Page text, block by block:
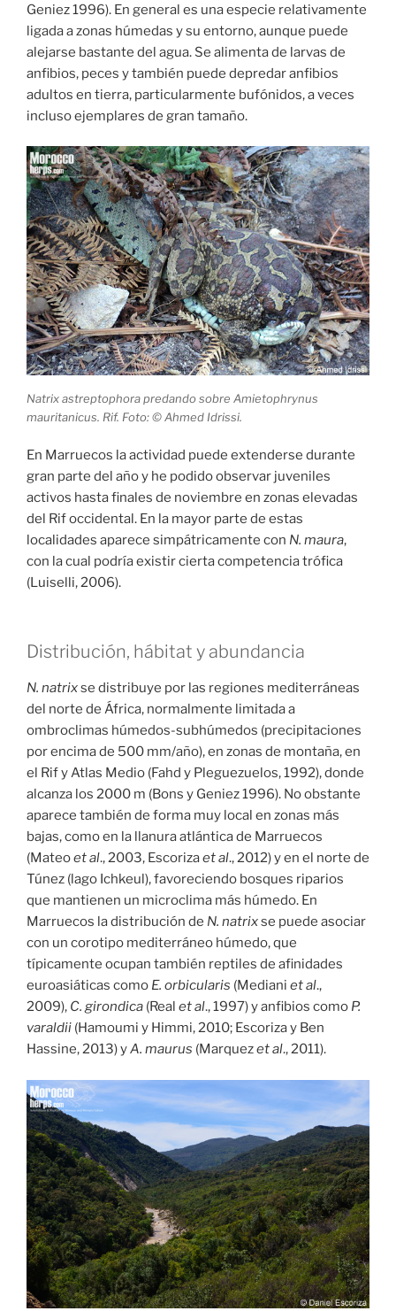
Geniez 1996). En general es una especie relativamente
ligada a zonas húmedas y su entorno, aunque puede
alejarse bastante del agua. Se alimenta de larvas de
anfibios, peces y también puede depredar anfibios
adultos en tierra, particularmente bufónidos, a veces
incluso ejemplares de gran tamaño.
Natrix astreptophora predando sobre Amietophrynus
mauritanicus. Rif. Foto: © Ahmed Idrissi.
En Marruecos la actividad puede extenderse durante
gran parte del año y he podido observar juveniles
activos hasta finales de noviembre en zonas elevadas
del Rif occidental. En la mayor parte de estas
localidades aparece simpátricamente con N. maura,
con la cual podría existir cierta competencia trófica
(Luiselli, 2006).
Distribución, hábitat y abundancia
N. natrixse distribuye por las regiones mediterráneas
del norte de África, normalmente limitada a
ombroclimas húmedos-subhúmedos (precipitaciones
por encima de 500 mm/año), en zonas de montaña, en
el Rif y Atlas Medio (Fahd y Pleguezuelos, 1992), donde
alcanza los 2000 m (Bons y Geniez 1996). No obstante
aparece también de forma muy local en zonas más
bajas, como en la llanura atlántica de Marruecos
(Mateoet al., 2003, Escorizaet al., 2012) y en el norte de
Túnez (lago Ichkeul), favoreciendo bosques riparios
que mantienen un microclima más húmedo. En
Marruecos la distribución de N. natrixse puede asociar
con un corotipo mediterráneo húmedo, que
típicamente ocupan también reptiles de afinidades
euroasiáticas como E. orbicularis (Mediani et al.,
2009), C. girondica (Real et al., 1997) y anfibios como P.
varaldii (Hamoumi y Himmi, 2010; Escoriza y Ben
Hassine, 2013) yA. maurus (Marquezet al., 2011).